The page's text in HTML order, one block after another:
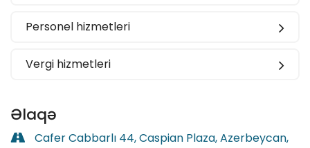
Personel hizmetleri
Vergi hizmetleri
Əlaqə
Cafer Cabbarlı 44, Caspian Plaza, Azerbeycan,